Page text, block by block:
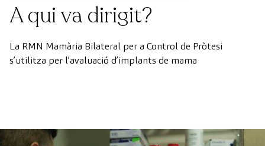
A qui va dirigit?
La RMN Mamària Bilateral per a Control de Pròtesi
s’utilitza per l’avaluació d’implants de mama